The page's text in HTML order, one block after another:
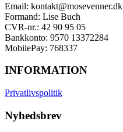
Email: kontakt@mosevenner.dk
Formand: Lise Buch
CVR-nr.: 42 90 95 05
Bankkonto: 9570 13372284
MobilePay: 768337
INFORMATION
Privatlivspolitik
Nyhedsbrev